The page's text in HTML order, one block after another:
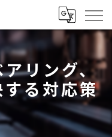
リング、
る対応策